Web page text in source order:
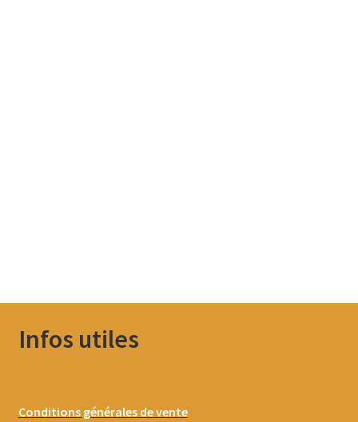
Infos utiles
Conditions générales de vente